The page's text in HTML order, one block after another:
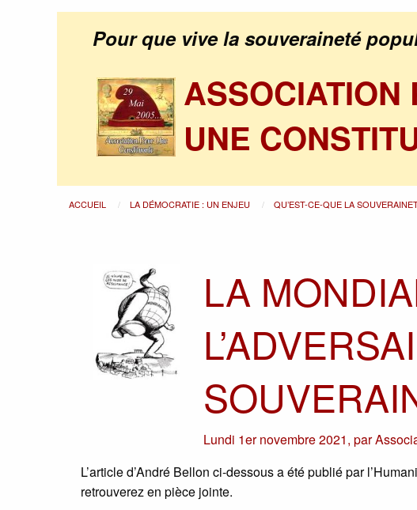
Pour que vive la souveraineté
ASSOCIATION
UNE
ACCUEIL LA DÉMOCRATIE : UN ENJEU QU’EST-CE-QUE LA
LA
Lundi 1er novembre 2021,par
L’article d’André Bellon ci-dessous a été publié par
retrouverez en pièce jointe.